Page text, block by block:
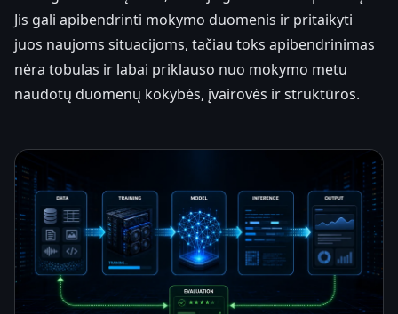
Jis gali apibendrinti mokymo duomenis ir pritaikyti
juos naujoms situacijoms, tačiau toks apibendrinimas
nėra tobulas ir labai priklauso nuo mokymo metu
naudotų duomenų kokybės, įvairovės ir struktūros.